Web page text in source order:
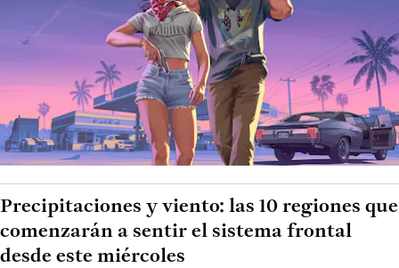
Precipitaciones y viento: las 10 regiones que
comenzarán a sentir el sistema frontal
desde este miércoles